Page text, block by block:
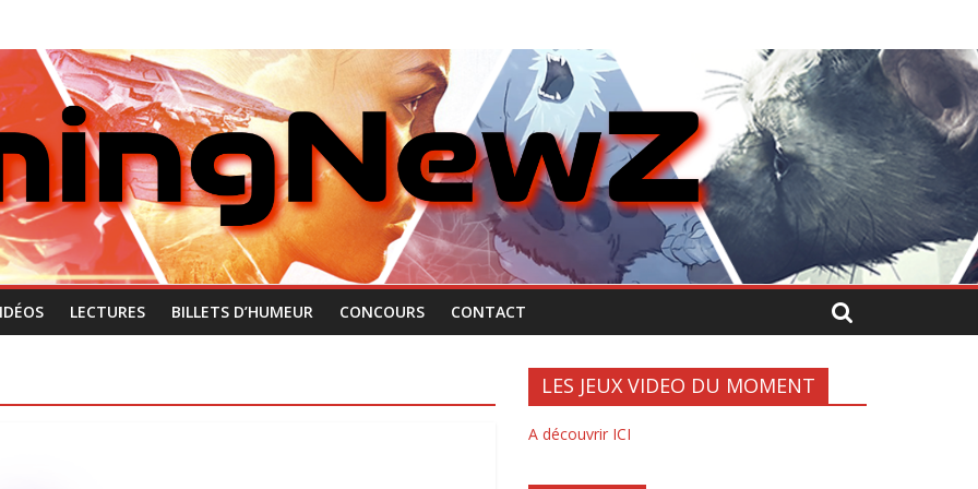
LECTURES BILLETS D’HUMEUR CONCOURS CONTACT
LES JEUX VIDEO DU MOMENT
A découvrir ICI